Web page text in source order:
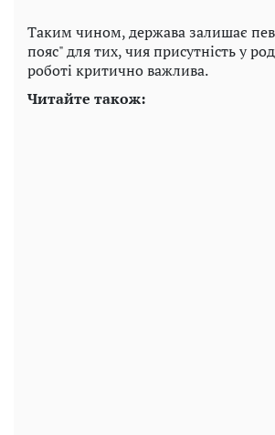
Таким чином, держава залишає
пояс" для тих, чия присутність у
роботі критично важлива.
Читайте також: